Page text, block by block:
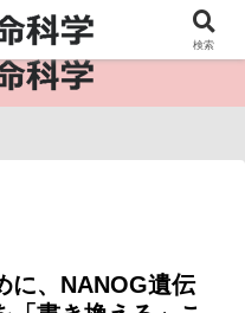
情報インフラ。
に、NANOG遺伝
検索